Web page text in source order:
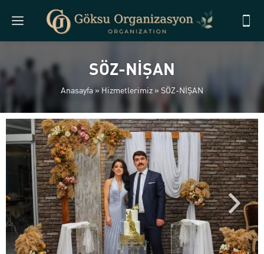
SÖZ-NİŞAN
Anasayfa »Hizmetlerimiz » SÖZ-NİŞAN